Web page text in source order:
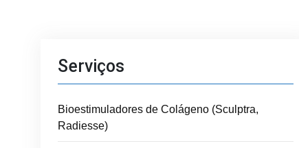
Serviços
Bioestimuladores de Colágeno (Sculptra,
Radiesse)